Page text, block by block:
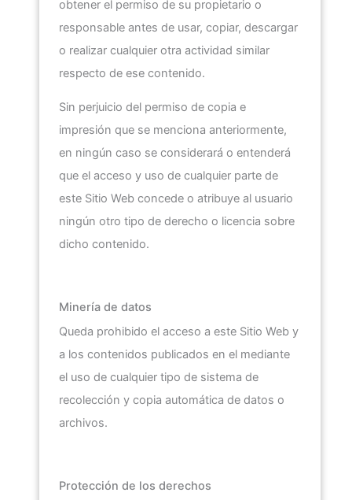
obtener el permiso de su propietario o
responsable antes de usar, copiar, descargar
o realizar cualquier otra actividad similar
respecto de ese contenido.
Sin perjuicio del permiso de copia e
impresión que se menciona anteriormente,
en ningún caso se considerará o entenderá
que el acceso y uso de cualquier parte de
este Sitio Web concede o atribuye al usuario
ningún otro tipo de derecho o licencia sobre
dicho contenido.
Minería de datos
Queda prohibido el acceso a este Sitio Web y
a los contenidos publicados en el mediante
el uso de cualquier tipo de sistema de
recolección y copia automática de datos o
archivos.
Protección de los derechos